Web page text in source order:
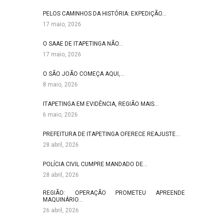
PELOS CAMINHOS DA HISTÓRIA: EXPEDIÇÃO…
17 maio, 2026
O SAAE DE ITAPETINGA NÃO…
17 maio, 2026
O SÃO JOÃO COMEÇA AQUI,…
8 maio, 2026
ITAPETINGA EM EVIDÊNCIA, REGIÃO MAIS…
6 maio, 2026
PREFEITURA DE ITAPETINGA OFERECE REAJUSTE…
28 abril, 2026
POLÍCIA CIVIL CUMPRE MANDADO DE…
28 abril, 2026
REGIÃO: OPERAÇÃO PROMETEU APREENDE
MAQUINÁRIO…
26 abril, 2026